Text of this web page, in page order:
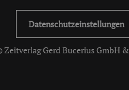
Datenschutzeinstellungen
Zeitverlag Gerd Bucerius GmbH